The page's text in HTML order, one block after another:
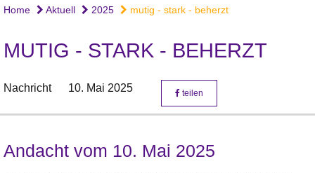
Home Aktuell 2025 mutig - stark - beherzt
MUTIG - STARK - BEHERZT
Nachricht 10. Mai 2025 teilen
Andacht vom 10. Mai 2025